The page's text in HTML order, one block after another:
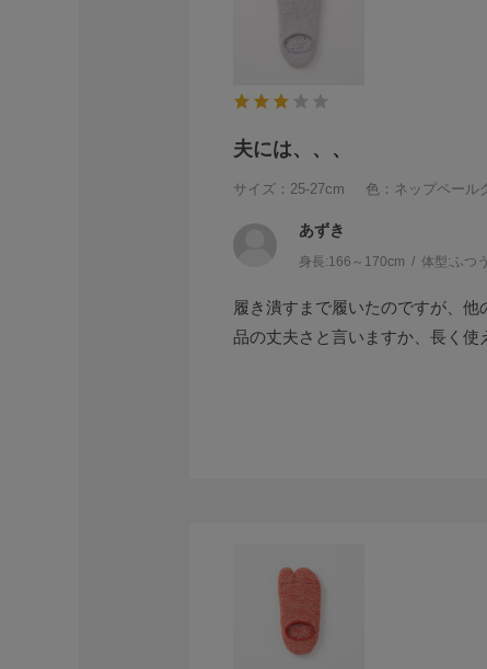
夫には、、、
サイズ：25-27cm 色：ネップペール
あずき
身長:166～170cm 体型:ふつう
履き潰すまで履いたのですが、
品の丈夫さと言いますか、長く使